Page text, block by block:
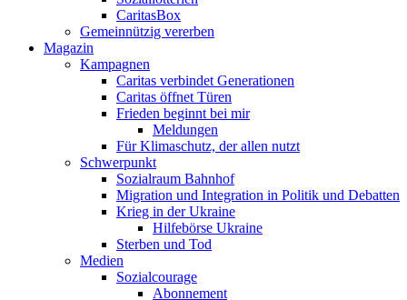
CaritasBox
Gemeinnützig vererben
Magazin
Kampagnen
Caritas verbindet Generationen
Caritas öffnet Türen
Frieden beginnt bei mir
Meldungen
Für Klimaschutz, der allen nutzt
Schwerpunkt
Sozialraum Bahnhof
Migration und Integration in Politik und Debatten
Krieg in der Ukraine
Hilfebörse Ukraine
Sterben und Tod
Medien
Sozialcourage
Abonnement